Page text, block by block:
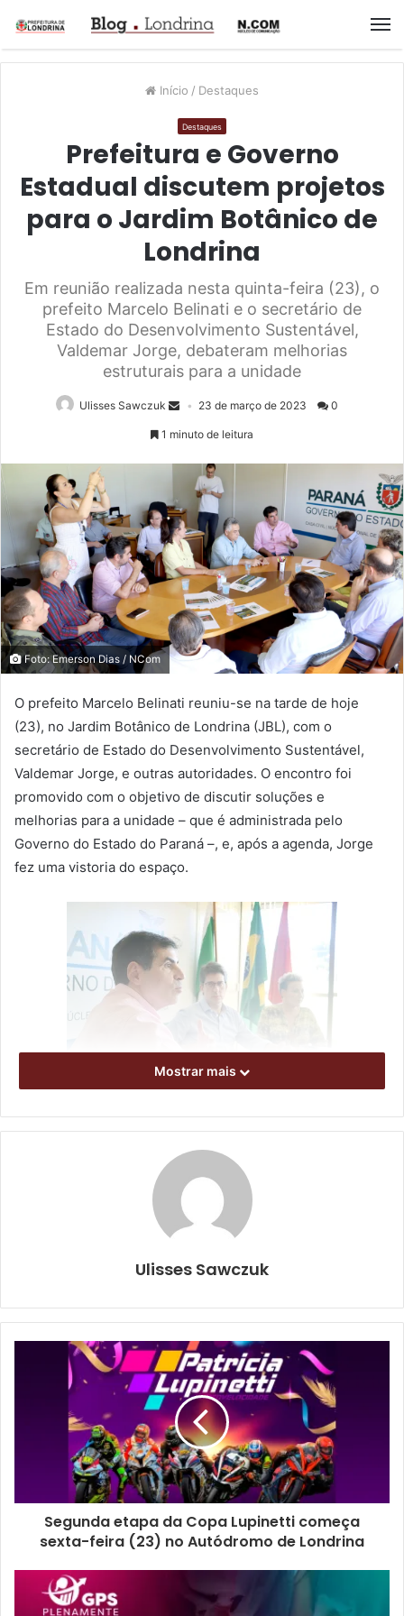
Início / Destaques
Destaques
Prefeitura e Governo
Estadual discutem projetos
para o Jardim Botânico de
Londrina
Em reunião realizada nesta quinta-feira (23), o
prefeito Marcelo Belinati e o secretário de
Estado do Desenvolvimento Sustentável,
Valdemar Jorge, debateram melhorias
estruturais para a unidade
Ulisses Sawczuk 23 de março de 2023 0
1 minuto de leitura
Foto: Emerson Dias / NCom
O prefeito Marcelo Belinati reuniu-se na tarde de hoje
(23), no Jardim Botânico de Londrina (JBL), com o
secretário de Estado do Desenvolvimento Sustentável,
Valdemar Jorge, e outras autoridades. O encontro foi
promovido com o objetivo de discutir soluções e
melhorias para a unidade – que é administrada pelo
Governo do Estado do Paraná –, e, após a agenda, Jorge
fez uma vistoria do espaço.
concluir as obras do Jardim Botânico, que não foram
finalizadas, assim como realizar um projeto de
revitalização do local. “Muita gente não sabe, mas o Jardim
Botânico ainda não é oficialmente considerado um jardim
faltam muitas coisas a serem feitas. Por isso, nós nos
reunimos com o Valdemar e discutimos projetos para
readequar e transformar aquele espaço em um lugar ainda
mais lindo”, disse.
Foto: Emerson Dias / NCom
Mostrar mais
Ulisses Sawczuk
Segunda etapa da Copa Lupinetti começa
sexta-feira (23) no Autódromo de Londrina